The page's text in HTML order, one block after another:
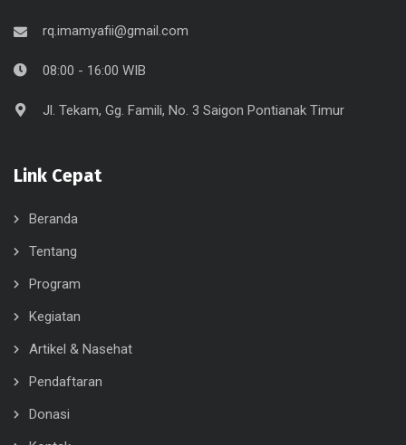
rq.imamyafii@gmail.com
08:00 - 16:00 WIB
Jl. Tekam, Gg. Famili, No. 3 Saigon Pontianak Timur
Link Cepat
Beranda
Tentang
Program
Kegiatan
Artikel & Nasehat
Pendaftaran
Donasi